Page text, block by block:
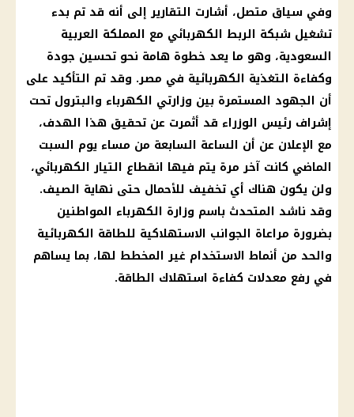
وفي سياق متصل، أشارت التقارير إلى أنه قد تم بدء
تشغيل شبكة الربط الكهربائي مع المملكة العربية
السعودية، وهو ما يعد خطوة هامة نحو تحسين جودة
وكفاءة التغذية الكهربائية في مصر. وقد تم التأكيد على
أن الجهود المستمرة بين وزارتي الكهرباء والبترول تحت
إشراف رئيس الوزراء قد أثمرت عن تحقيق هذا الهدف،
مع الإعلان عن أن الساعة السابعة من مساء يوم السبت
الماضي كانت آخر مرة يتم فيها انقطاع التيار الكهربائي،
ولن يكون هناك أي تخفيف للأحمال حتى نهاية الصيف.
وقد ناشد المتحدث باسم وزارة الكهرباء المواطنين
بضرورة مراعاة الجوانب الاستهلاكية للطاقة الكهربائية
والحد من أنماط الاستخدام غير المخطط لها، بما يساهم
في رفع معدلات كفاءة استهلاك الطاقة.